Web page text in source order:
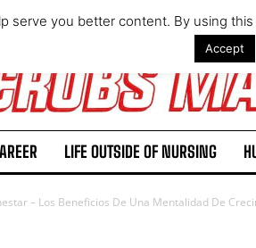
LIFE OUTSIDE OF NURSING
– Los Beneficios De Una Mentalidad De
serve you better content. By using
Accept